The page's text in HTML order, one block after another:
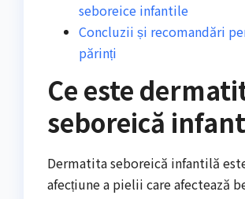
seboreice infantile
Concluzii și recomandări
părinți
Ce este
seboreică
Dermatita seboreică infantilă
afecțiune a pielii care afectează